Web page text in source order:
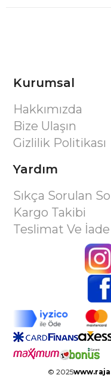
Kurumsal
Hakkımızda
Bize Ulaşın
Gizlilik Politikası
Yardım
Sıkça Sorulan
Kargo Takibi
Teslimat Ve İade
© 2025